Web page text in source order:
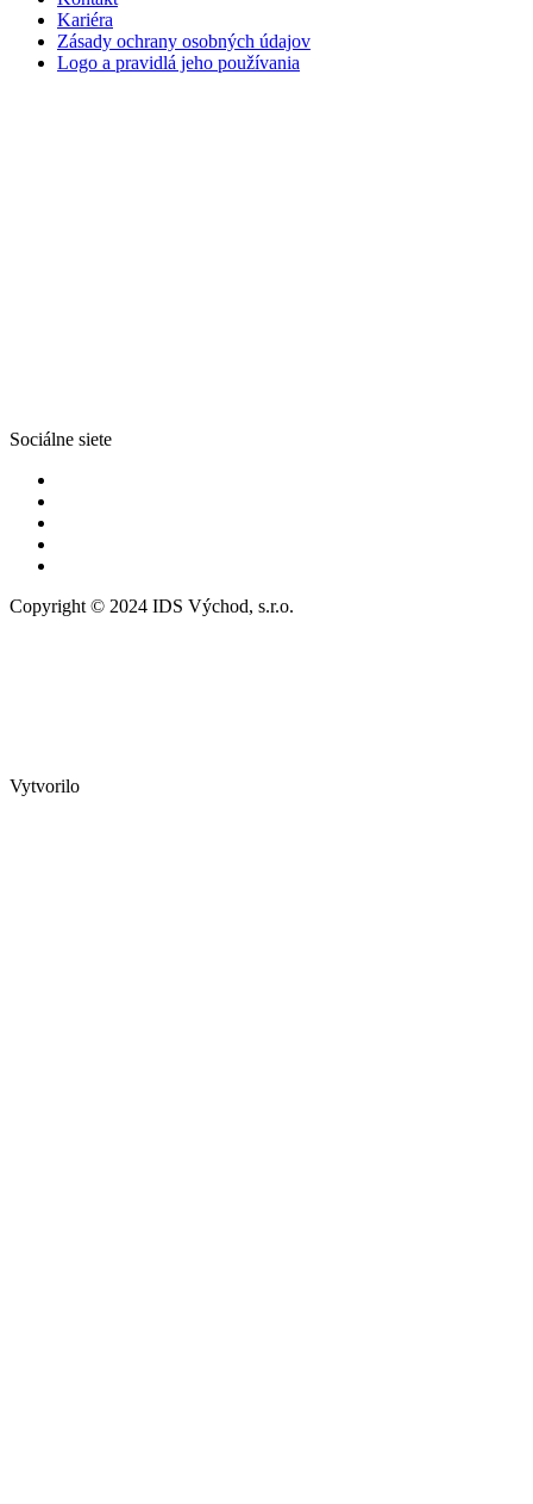
Kariéra
Zásady ochrany osobných údajov
Logo a pravidlá jeho používania
Sociálne siete
Copyright © 2024 IDS Východ, s.r.o.
Vytvorilo